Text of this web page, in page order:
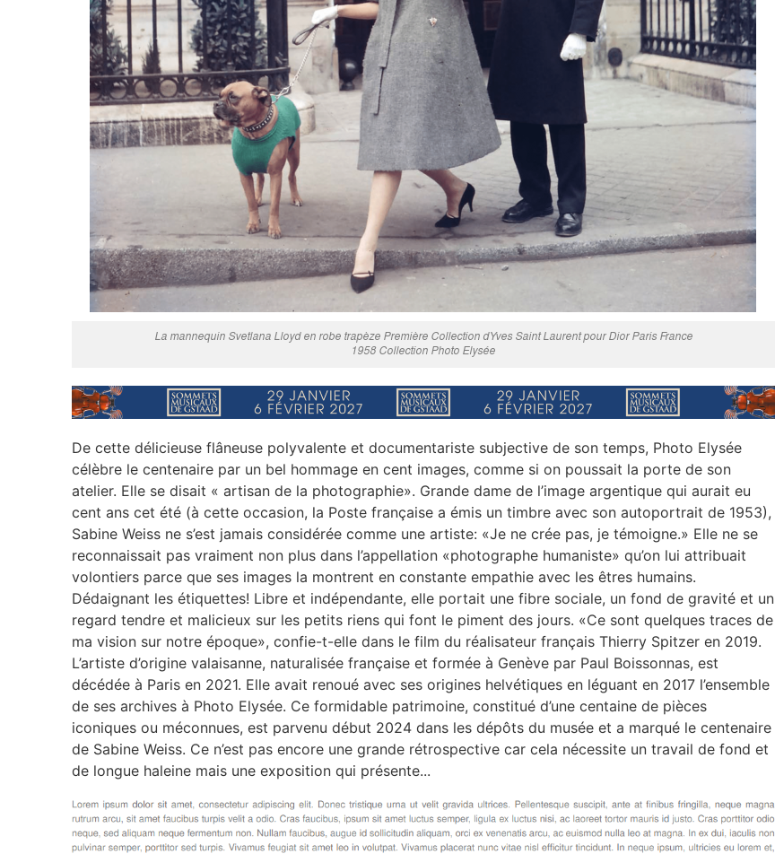
La mannequin Svetlana Lloyd en robe trapèze Première Collection dYves Saint Laurent pour Dior Paris France
1958 Collection Photo Elysée
De cette délicieuse flâneuse polyvalente et documentariste subjective de son temps, Photo Elysée
célèbre le centenaire par un bel hommage en cent images, comme si on poussait la porte de son
atelier. Elle se disait « artisan de la photographie». Grande dame de l’image argentique qui aurait eu
cent ans cet été (à cette occasion, la Poste française a émis un timbre avec son autoportrait de 1953),
Sabine Weiss ne s’est jamais considérée comme une artiste: «Je ne crée pas, je témoigne.» Elle ne se
reconnaissait pas vraiment non plus dans l’appellation «photographe humaniste» qu’on lui attribuait
volontiers parce que ses images la montrent en constante empathie avec les êtres humains.
Dédaignant les étiquettes! Libre et indépendante, elle portait une fibre sociale, un fond de gravité et un
regard tendre et malicieux sur les petits riens qui font le piment des jours. «Ce sont quelques traces de
ma vision sur notre époque», confie-t-elle dans le film du réalisateur français Thierry Spitzer en 2019.
L’artiste d’origine valaisanne, naturalisée française et formée à Genève par Paul Boissonnas, est
décédée à Paris en 2021. Elle avait renoué avec ses origines helvétiques en léguant en 2017 l’ensemble
de ses archives à Photo Elysée. Ce formidable patrimoine, constitué d’une centaine de pièces
iconiques ou méconnues, est parvenu début 2024 dans les dépôts du musée et a marqué le centenaire
de Sabine Weiss. Ce n’est pas encore une grande rétrospective car cela nécessite un travail de fond et
de longue haleine mais une exposition qui présente...